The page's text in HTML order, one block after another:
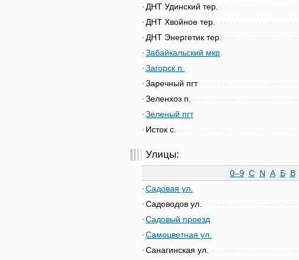
ДНТ Удинский тер.
ДНТ Хвойное тер.
ДНТ Энергетик тер.
Забайкальский мкр
Загорск п.
Заречный пгт
Зеленхоз п.
Зеленый пгт
Исток с.
Улицы:
0–9 C N А Б В
Садовая ул.
Садоводов ул.
Садовый проезд
Самоцветная ул.
Санагинская ул.